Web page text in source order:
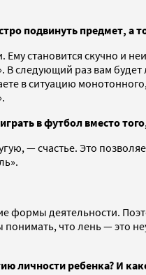
подвинуть предмет, а
становится скучно и
следующий раз вам
в ситуацию
в футбол вместо
— счастье. Это
формы деятельности.
что лень — это
личности ребенка? И